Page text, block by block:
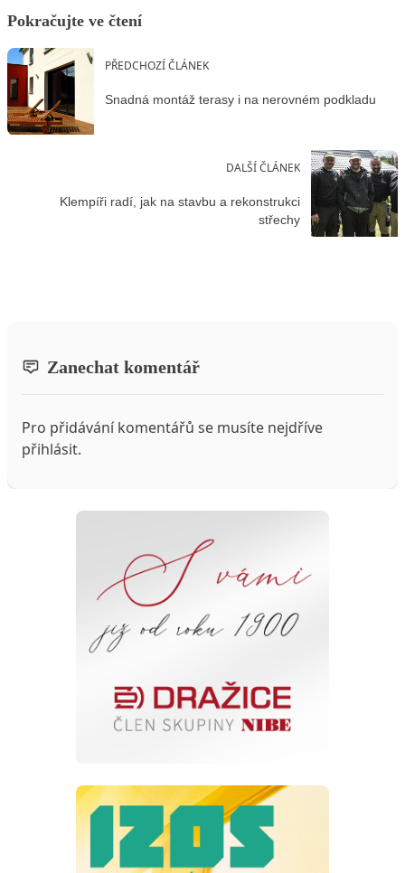
Pokračujte ve čtení
PŘEDCHOZÍ ČLÁNEK
Snadná montáž terasy i na nerovném podkladu
DALŠÍ ČLÁNEK
Klempíři radí, jak na stavbu a rekonstrukci
střechy
Zanechat komentář
Pro přidávání komentářů se musíte nejdříve
přihlásit.